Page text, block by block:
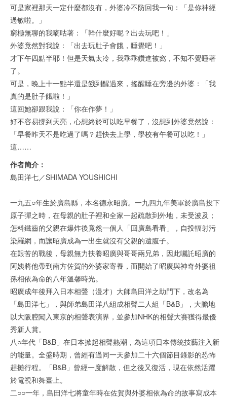
可是家裡那天一定什麼都沒有，外婆冷不防回我一句：「是你神經
過敏啦。」
窮極無聊的我嘀咕著：「幹什麼好呢？出去玩吧！」
外婆竟然對我說：「出去玩肚子會餓，睡覺吧！」
才下午四點半耶！但是天氣太冷，我乖乖鑽進被窩，不知不覺睡著
了。
可是，晚上十一點半還是餓到醒過來，搖醒睡在旁邊的外婆：「我
真的是肚子餓啦！」
這回她卻跟我說：「你在作夢！」
好不容易撐到天亮，心想終於可以吃早餐了，沒想到外婆竟然說：
「早餐昨天不是吃過了嗎？趕快去上學，學校有午餐可以吃！」
這……
作者簡介：
島田洋七／SHIMADA YOUSHICHI
一九五○年生於廣島縣，本名德永昭廣。一九四九年美軍於廣島投下
原子彈之時，在母親的肚子裡和全家一起疏散到外地，未受波及；
怎料鐵齒的父親在爆炸後竟然一個人「回廣島看看」，自投輻射污
染羅網，而讓昭廣成為一出生就沒有父親的遺腹子。
在艱苦的戰後，母親無力扶養昭廣與哥哥兩兄弟，因此囑託昭廣的
阿姨將他帶到南方佐賀的外婆家寄養，而開始了昭廣與神奇外婆祖
孫相依為命的八年溫馨時光。
昭廣成年後拜入日本相聲（漫才）大師島田洋之助門下，改名為
「島田洋七」，與師弟島田洋八組成相聲二人組「B&B」，大膽地
以大阪腔闖入東京的相聲表演界，並參加NHK的相聲大賽獲得最優
秀新人賞。
八○年代「B&B」在日本掀起相聲熱潮，為這項日本傳統技藝注入新
的能量。全盛時期，曾經有過同一天參加二十六個節目錄影的恐怖
趕攤行程。「B&B」曾經一度解散，但之後又復活，現在依然活躍
於電視和舞臺上。
二○○一年，島田洋七將童年時在佐賀與外婆相依為命的故事寫成本